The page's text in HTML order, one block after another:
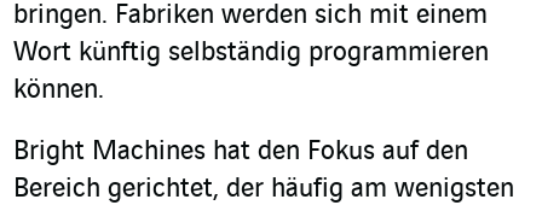
bringen. Fabriken werden sich mit einem
Wort künftig selbständig programmieren
können.
Bright Machines hat den Fokus auf den
Bereich gerichtet, der häufig am wenigsten